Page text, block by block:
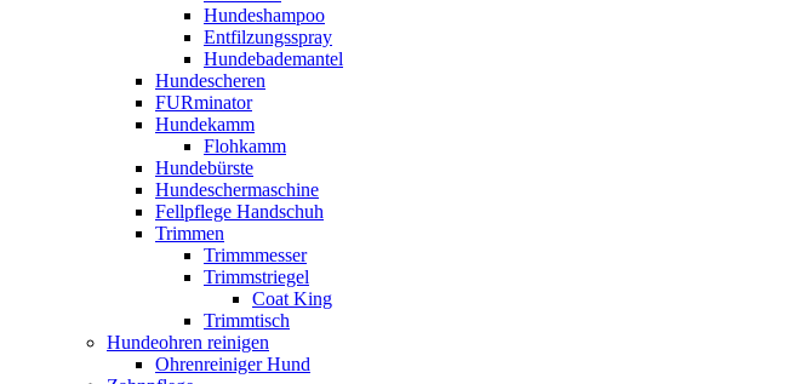
Hundeshampoo
Entfilzungsspray
Hundebademantel
Hundescheren
FURminator
Hundekamm
Flohkamm
Hundebürste
Hundeschermaschine
Fellpflege Handschuh
Trimmen
Trimmmesser
Trimmstriegel
Coat King
Trimmtisch
Hundeohren reinigen
Ohrenreiniger Hund